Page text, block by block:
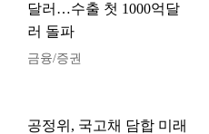
달러…수출 첫 1000억달
러 돌파
금융/증권
공정위, 국고채 담합 미래